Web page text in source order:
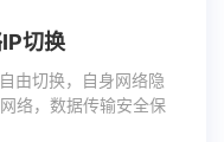
切换
由切换，自身网络隐
络，数据传输安全保